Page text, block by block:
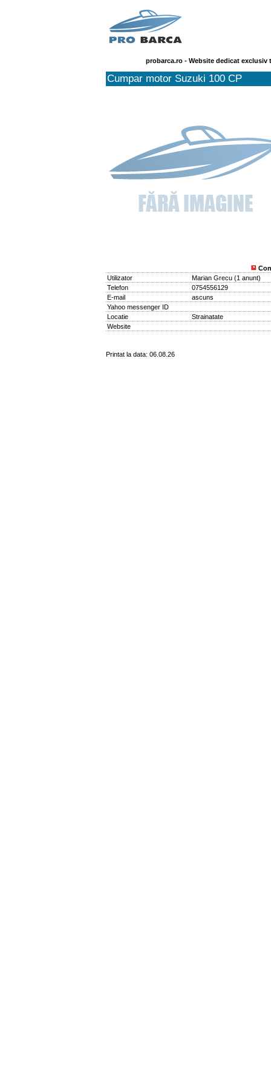
probarca.ro - Website dedicat
Cumpar motor Suzuki 100 CP
Utilizator
Marian Grecu (1 anunt)
Telefon
0754556129
E-mail
ascuns
Yahoo messenger ID
Locatie
Strainatate
Website
Printat la data: 06.08.26